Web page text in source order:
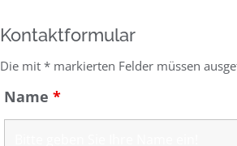
Kontaktformular
Die mit * markierten Felder müssen
Name*